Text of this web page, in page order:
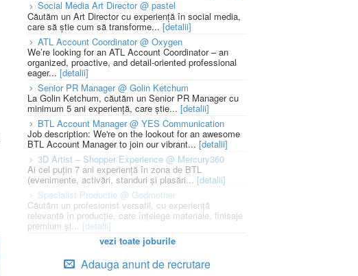
Social Media Art Director @ pastel
Căutăm un Art Director cu experiență în social media,
care să știe cum să transforme... [detalii]
ATL Account Coordinator @ Oxygen
We’re looking for an ATL Account Coordinator – an
organized, proactive, and detail-oriented professional
eager... [detalii]
Senior PR Manager @ Golin Ketchum
La Golin Ketchum, căutăm un Senior PR Manager cu
minimum 5 ani experiență, care știe... [detalii]
BTL Account Manager @ YES Communication
Job description: We're on the lookout for an awesome
BTL Account Manager to join our vibrant... [detalii]
3D Artist – Shopper Experience @ Mercury360
Ai cel puțin 7 ani experiență în zona de BTL
(evenimente, activări, standuri și plasări... [detalii]
Specialist Productie @ Godmother
Căutăm un profesionist versatil, cu experiență
relevantă în producție, care înțelege materiale, finisaje
premium și... [detalii]
vezi toate joburile
Adauga anunt de recrutare